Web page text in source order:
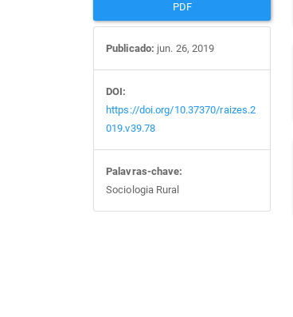
PDF
Publicado: jun. 26, 2019
DOI:
https://doi.org/10.37370/raizes.2
019.v39.78
Palavras-chave:
Sociologia Rural